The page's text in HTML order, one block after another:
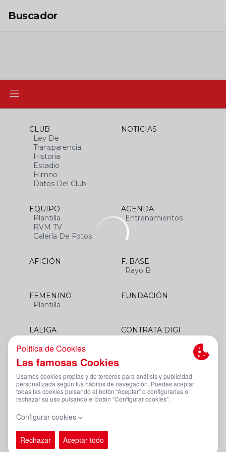
Buscador
CLUB
Ley De
Transparencia
Historia
Estadio
Himno
Datos Del Club
NOTICIAS
EQUIPO
Plantilla
RVM TV
Galería De Fotos
AGENDA
Entrenamientos
AFICIÓN
F. BASE
Rayo B
FEMENINO
Plantilla
FUNDACIÓN
LALIGA
CONTRATA DIGI
Aviso Legal Y Condiciones De Uso
Canal De Denuncias
PÁGINA OFICIAL © RAYO VALLECANO 2023